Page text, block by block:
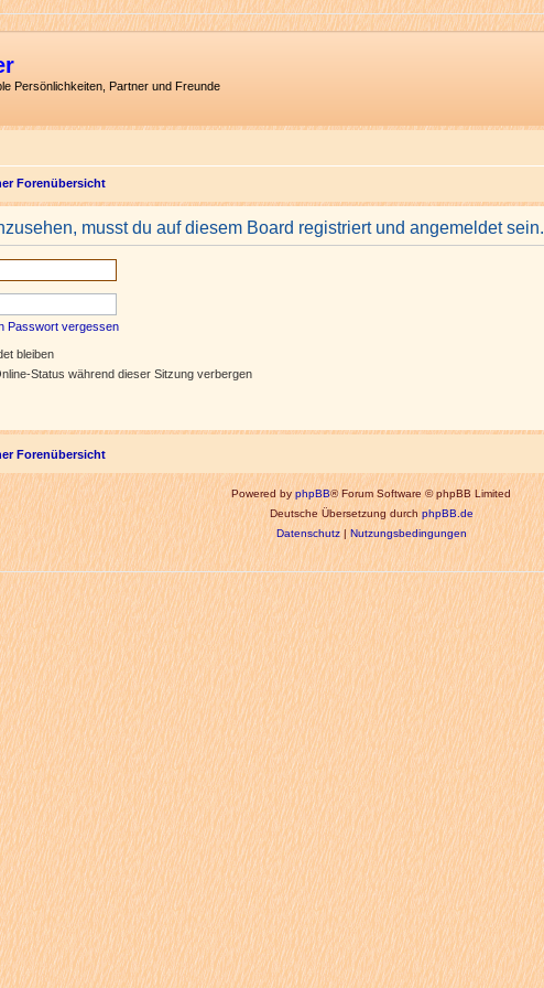
Persönlichkeiten, Partner und Freunde
Forenübersicht
musst du auf diesem Board registriert und angemeldet sein.
Passwort vergessen
bleiben
Status während dieser Sitzung verbergen
Forenübersicht
Powered byphpBB® Forum Software © phpBB Limited
Deutsche Übersetzung durchphpBB.de
Datenschutz|Nutzungsbedingungen